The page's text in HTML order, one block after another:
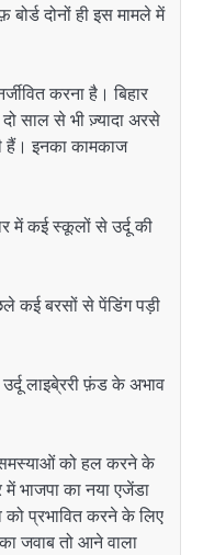
दोनों ही इस मामले में
करना है। बिहार
दो साल से भी ज़्यादा अरसे
हैं। इनका कामकाज
में कई स्कूलों से उर्दू की
कई बरसों से पेंडिंग पड़ी
लाइबे्ररी फ़ंड के अभाव
को हल करने के
भाजपा का नया एजेंडा
को प्रभावित करने के लिए
जवाब तो आने वाला